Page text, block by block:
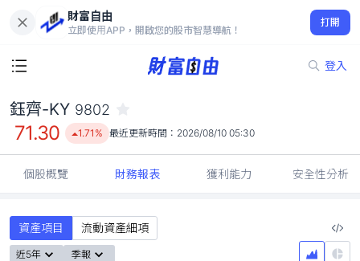
財富自由
立即使用APP，開啟您的股市智慧導航！
打開
登入
71.30
1.71%
鈺齊-KY 9802
71.30 1.71% 最近更新時間： 2026/08/10 05:30
個股概覽 財務報表 獲利能力 安全性分析
資產項目 流動資產細項
近5年 季報